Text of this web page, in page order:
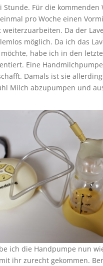
Für die kommenden
pro Woche einen
Da der
möglich. Da ich das
habe ich in den
Eine
Damals ist sie
Milch abzupumpen und
ich die Handpumpe nun
ihr zurecht gekommen.